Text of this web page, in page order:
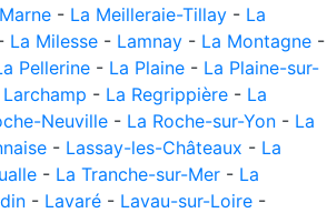
- La Meilleraie-Tillay - La
La Milesse - Lamnay - La Montagne -
Pellerine - La Plaine - La Plaine-sur-
Larchamp - La Regrippière - La
Neuville - La Roche-sur-Yon - La
- Lassay-les-Châteaux - La
- La Tranche-sur-Mer - La
- Lavaré - Lavau-sur-Loire -